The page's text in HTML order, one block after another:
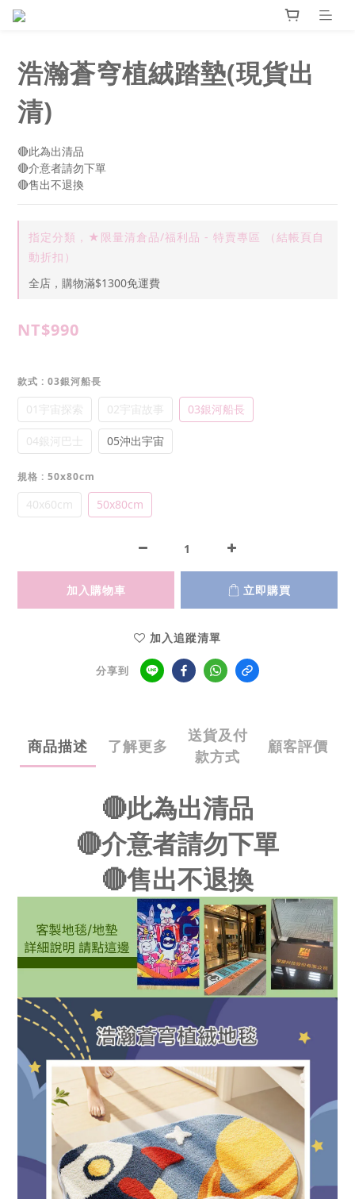
浩瀚蒼穹植絨踏墊(現貨出
清)
🔴此為出清品
🔴介意者請勿下單
🔴售出不退換
指定分類，★限量清倉品/福利品 - 特賣專區 （結帳頁自
動折扣）
全店，購物滿$1300免運費
NT$990
款式 : 03銀河船長
01宇宙探索 02宇宙故事 03銀河船長
04銀河巴士 05沖出宇宙
規格 : 50x80cm
40x60cm 50x80cm
加入購物車 立即購買
加入追蹤清單
分享到
商品描述 了解更多
送貨及付
款方式
顧客評價
🔴此為出清品
🔴介意者請勿下單
🔴售出不退換